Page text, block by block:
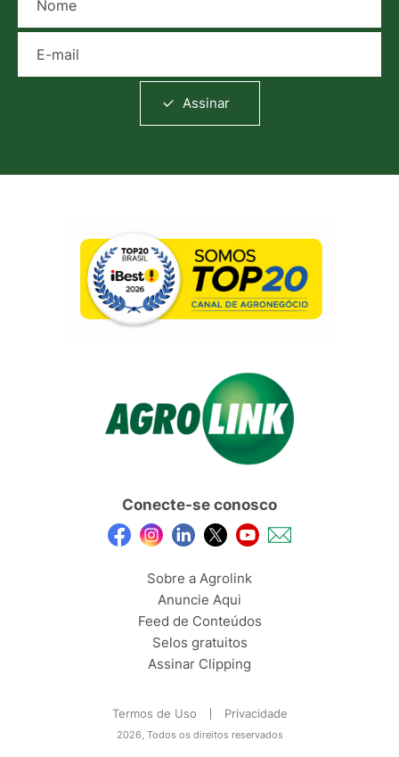
Assinar
Conecte-se conosco
Sobre a Agrolink
Anuncie Aqui
Feed de Conteúdos
Selos gratuitos
Assinar Clipping
Termos de Uso Privacidade
2026, Todos os direitos reservados